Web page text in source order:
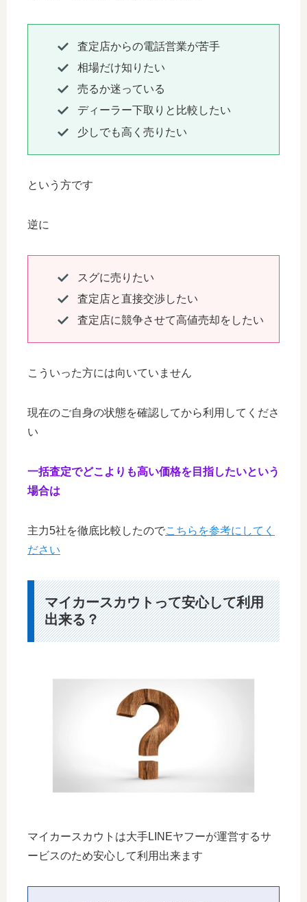
査定店からの電話営業が苦手
相場だけ知りたい
売るか迷っている
ディーラー下取りと比較したい
少しでも高く売りたい
という方です
逆に
スグに売りたい
査定店と直接交渉したい
査定店に競争させて高値売却をしたい
こういった方には向いていません
現在のご自身の状態を確認してから利用してくださ
い
一括査定でどこよりも高い価格を目指したいという
場合は
主力5社を徹底比較したのでこちらを参考にしてく
ださい
マイカースカウトって安心して利用
出来る？
マイカースカウトは大手LINEヤフーが運営するサ
ービスのため安心して利用出来ます